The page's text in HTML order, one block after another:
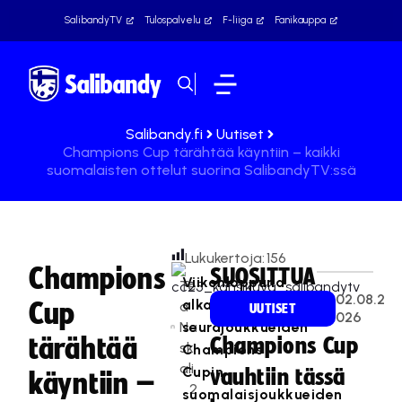
SalibandyTV Tulospalvelu F-liiga Fanikauppa
Salibandy.fi
Uutiset
Champions Cup tärähtää käyntiin – kaikki
suomalaisten ottelut suorina SalibandyTV:ssä
Champions
Cup
tärähtää
käyntiin –
Te
a
Na
sk
ali
2
Lukukertoja:156
Viikonloppuna
alkavan
seurajoukkueiden
Champions
Cupin
suomalaisjoukkueiden
SUOSITTUA
UUTISET
02.08.2
026
Champions Cup
vauhtiin tässä